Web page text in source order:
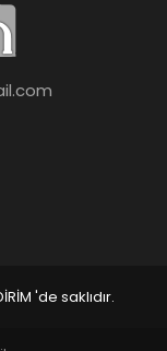
'de saklıdır.